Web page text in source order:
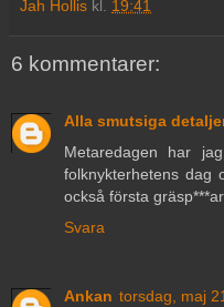
Jah Hollis kl. 19:41
6 kommentarer:
Alla smutsiga
Metaredagen har
folknykterhetens dag
också första
Svara
Ankan torsdag, maj